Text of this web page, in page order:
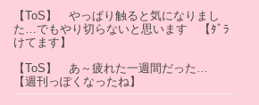
【ToS】 やっぱり触ると気になりまし
た…でもやり切らないと思います 【ﾀﾞﾗ
けてます】
【ToS】 あ～疲れた一週間だった…
【週刊っぽくなったね】